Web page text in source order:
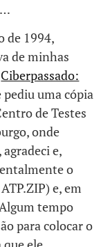
…
de 1994,
de minhas
Ciberpassado:
pediu uma cópia
de Testes
onde
e,
o
e, em
tempo
para colocar o